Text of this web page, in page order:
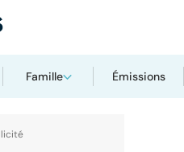
Famille Émissions
Adolescent